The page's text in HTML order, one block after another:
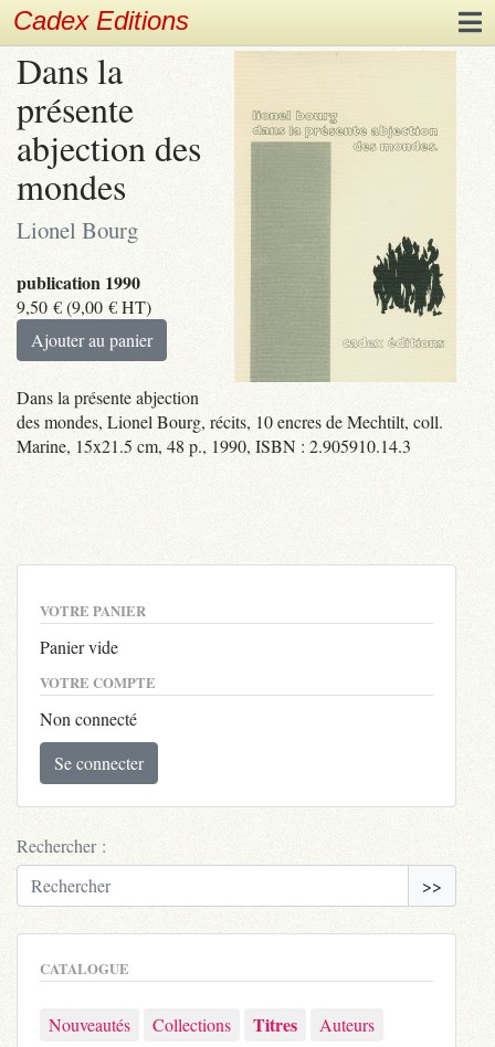
Cadex Editions
Dans la
présente
abjection des
mondes
Lionel Bourg
publication 1990
9,50 €(9,00 €HT)
Ajouter au panier
Dans la présente abjection
des mondes, Lionel Bourg, récits, 10 encres de Mechtilt, coll.
Marine, 15x21.5 cm, 48 p., 1990, ISBN : 2.905910.14.3
VOTRE PANIER
Panier vide
VOTRE COMPTE
Non connecté
Se connecter
Rechercher :
>>
CATALOGUE
Nouveautés Collections Titres
Auteurs